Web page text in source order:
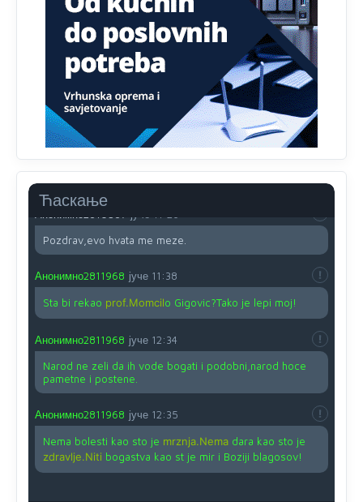
Ћаскање
Proguglajte
Анонимно2810587 јуче
O kako su cudni lvi ljudi,uzeli bi sve da mogu...a ja srce
svima fajem,radujem se tudjoj sreci.I ko ima i ko nema
na iso ce mjesto leci!
Анонимно2810587 јуче
11:24
Pozdrav,evo hvata me meze.
Анонимно2811968 јуче 11:38
Sta bi rekao prof.Momcilo Gigovic?Tako je lepi moj!
Анонимно2811968 јуче 12:34
Narod ne zeli da ih vode bogati i podobni,narod hoce
pametne i postene.
Анонимно2811968 јуче 12:35
Nema bolesti kao sto je mrznja.Nemadara kao sto je
zdravlje.Niti bogastva kao st je mir i Boziji blagosov!